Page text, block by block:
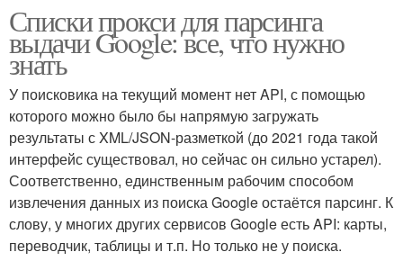
Списки прокси для парсинга
выдачи Google: все, что нужно
знать
У поисковика на текущий момент нет API, с помощью
которого можно было бы напрямую загружать
результаты с XML/JSON-разметкой (до 2021 года такой
интерфейс существовал, но сейчас он сильно устарел).
Соответственно, единственным рабочим способом
извлечения данных из поиска Google остаётся парсинг. К
слову, у многих других сервисов Google есть API: карты,
переводчик, таблицы и т.п. Но только не у поиска.